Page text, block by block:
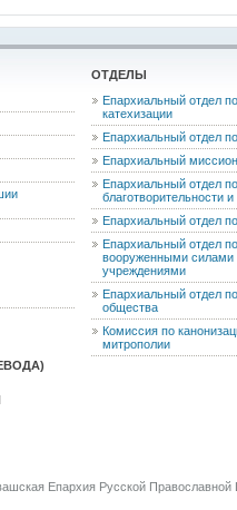
ОТДЕЛЫ
Епархиальный отдел
катехизации
Епархиальный отдел
Епархиальный
Епархиальный отдел
благотворительности
Епархиальный отдел
Епархиальный отдел
вооруженными силами
учреждениями
Епархиальный отдел
общества
Комиссия по
митрополии
Епархия Русской